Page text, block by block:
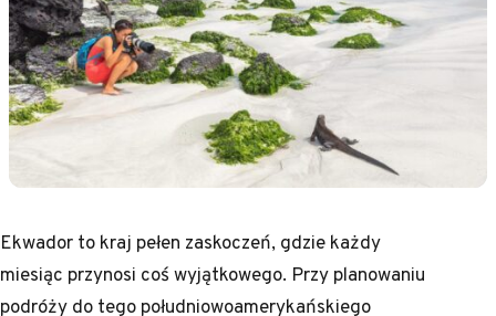
Ekwador to kraj pełen zaskoczeń, gdzie każdy
miesiąc przynosi coś wyjątkowego. Przy planowaniu
podróży do tego południowoamerykańskiego